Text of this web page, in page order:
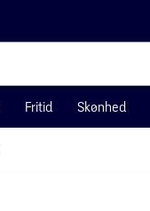
Fritid Skønhed